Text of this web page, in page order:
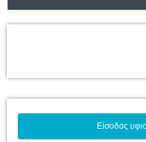
Είσοδος